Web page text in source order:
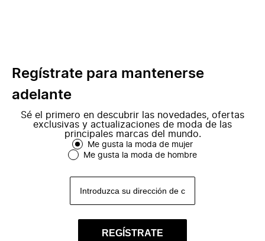
Regístrate para mantenerse
adelante
Sé el primero en descubrir las novedades, ofertas
exclusivas y actualizaciones de moda de las
principales marcas del mundo.
Me gusta la moda de mujer
Me gusta la moda de hombre
REGÍSTRATE